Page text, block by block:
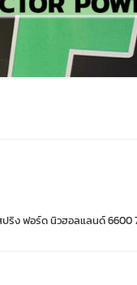
ทศ
ปริง ฟอร์ด นิวฮอลแลนด์ 6600